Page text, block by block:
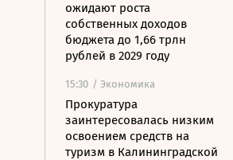
ожидают роста
собственных доходов
бюджета до 1,66 трлн
рублей в 2029 году
15:30 / Экономика
Прокуратура
заинтересовалась низким
освоением средств на
туризм в Калининградской